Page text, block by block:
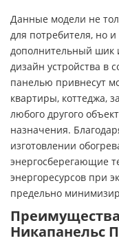
Данные модели не
для потребителя, но
дополнительный шик
дизайн устройства в
панелью привнесут
квартиры, коттеджа,
любого другого
назначения.
изготовлении
энергосберегающие
энергоресурсов при
предельно
Никапанельс